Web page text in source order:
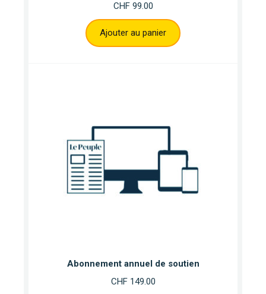
CHF99.00
Ajouter au panier
Abonnement annuel de soutien
CHF149.00